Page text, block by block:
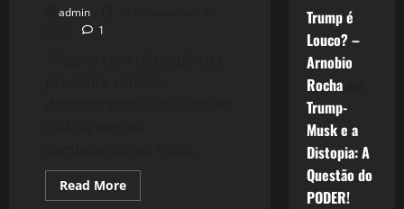
admin
1
Read MoreRead
more
Trump é
Louco? –
Arnobio
Rochaem
Trump-
Musk e a
Distopia: A
Questão do
PODER!